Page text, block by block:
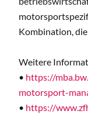
Kombination,
Weitere
• https://
motorsport-
• https://